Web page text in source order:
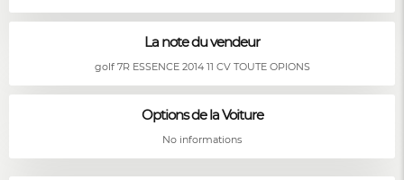
La note du vendeur
golf 7R ESSENCE 2014 11 CV TOUTE OPIONS
Options de la Voiture
No informations